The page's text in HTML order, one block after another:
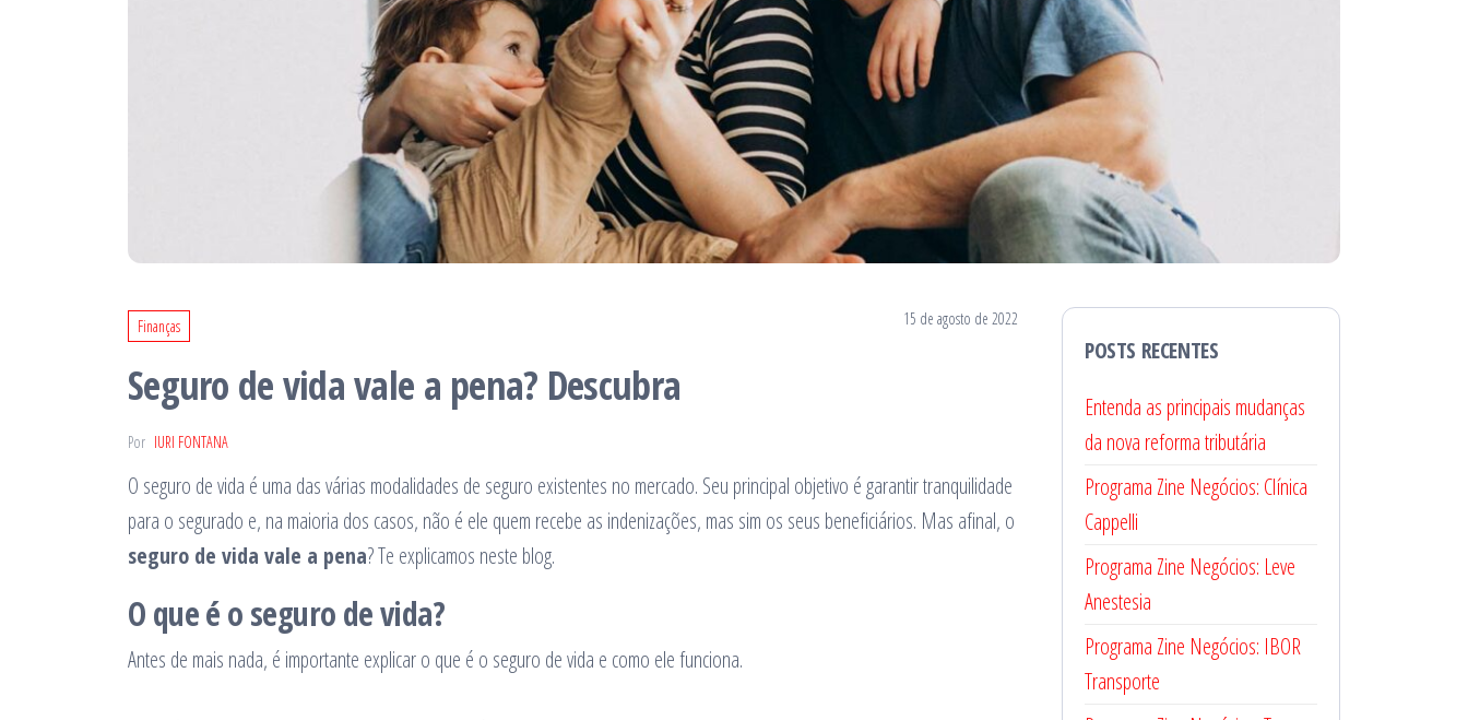
Finanças 15 de agosto de 2022
Seguro de vida vale a pena? Descubra
Por IURI FONTANA
O seguro de vida é uma das várias modalidades de seguro existentes no mercado. Seu principal objetivo é garantir tranquilidade
para o segurado e, na maioria dos casos, não é ele quem recebe as indenizações, mas sim os seus beneficiários. Mas afinal, o
seguro de vida vale a pena? Te explicamos neste blog.
O que é o seguro de vida?
Antes de mais nada, é importante explicar o que é o seguro de vida e como ele funciona.
POSTS RECENTES
Entenda as principais mudanças
da nova reforma tributária
Programa Zine Negócios: Clínica
Cappelli
Programa Zine Negócios: Leve
Anestesia
Programa Zine Negócios: IBOR
Transporte